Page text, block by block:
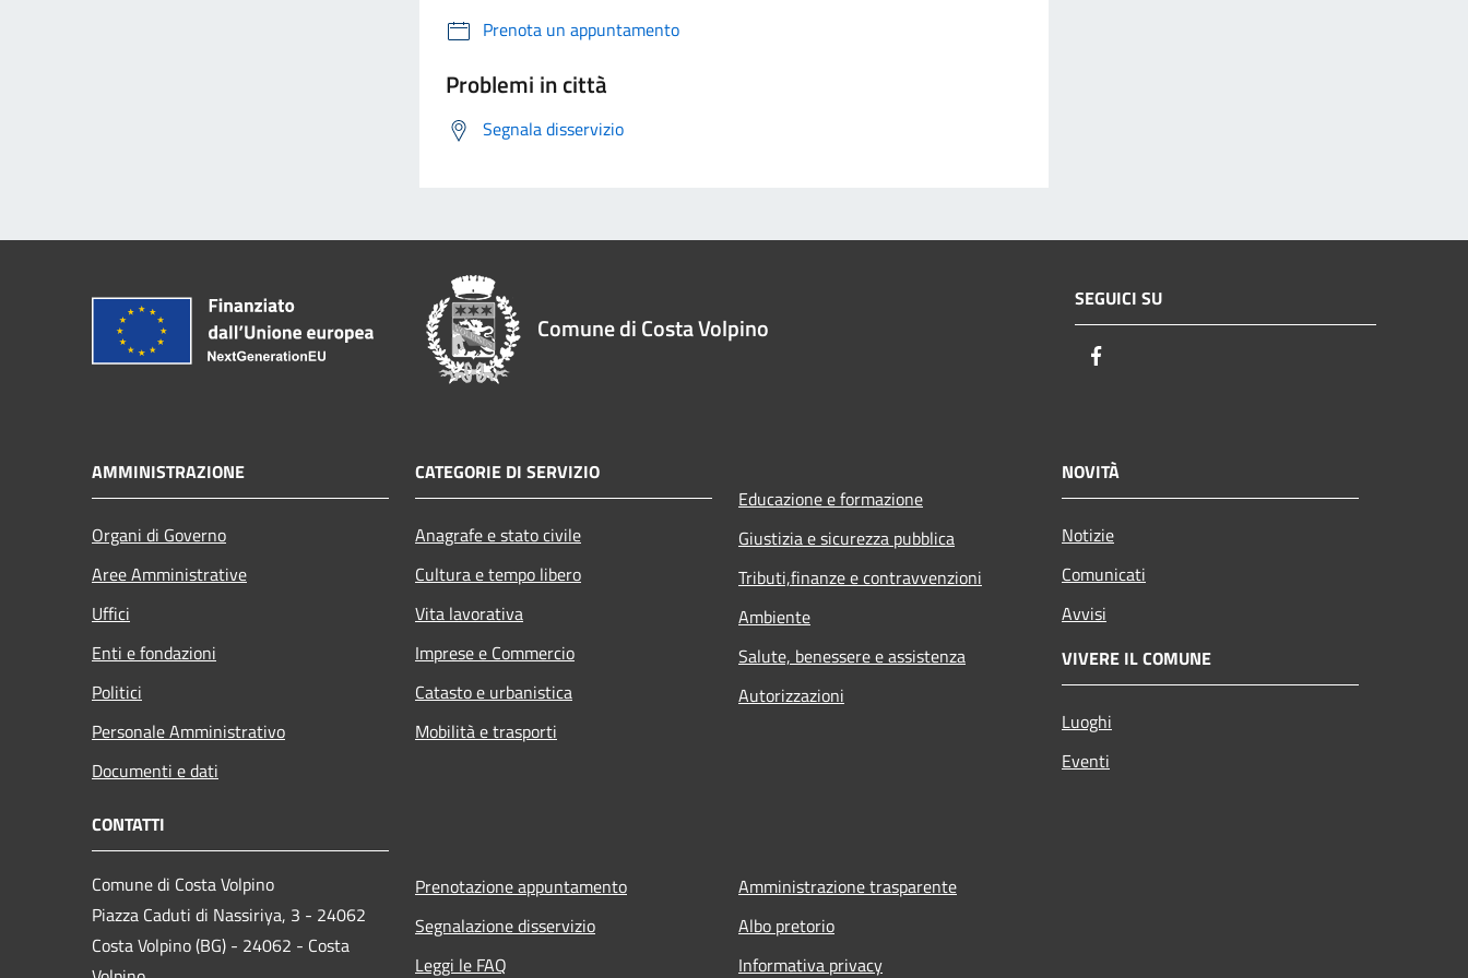
Prenota un appuntamento
Problemi in città
Segnala disservizio
Comune di Costa Volpino
SEGUICI SU
AMMINISTRAZIONE
Organi di Governo
Aree Amministrative
Uffici
Enti e fondazioni
Politici
Personale Amministrativo
Documenti e dati
CATEGORIE DI SERVIZIO
Anagrafe e stato civile
Cultura e tempo libero
Vita lavorativa
Imprese e Commercio
Catasto e urbanistica
Mobilità e trasporti
Educazione e formazione
Giustizia e sicurezza pubblica
Tributi,finanze e contravvenzioni
Ambiente
Salute, benessere e assistenza
Autorizzazioni
NOVITÀ
Notizie
Comunicati
Avvisi
VIVERE IL COMUNE
Luoghi
Eventi
CONTATTI
Comune di Costa Volpino
Piazza Caduti di Nassiriya, 3 - 24062
Costa Volpino (BG) - 24062 - Costa
Prenotazione appuntamento
Segnalazione disservizio
Leggi le FAQ
Amministrazione trasparente
Albo pretorio
Informativa privacy